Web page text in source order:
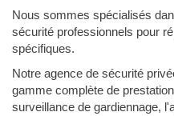
Nous sommes spécialisés
sécurité professionnels pour
spécifiques.
Notre agence de sécurité
gamme complète de
surveillance de gardiennage,